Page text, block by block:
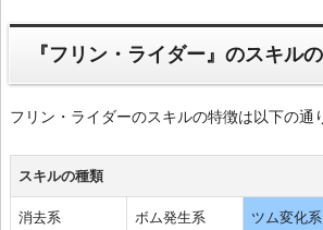
『フリン・ライダー』のスキル
フリン・ライダーのスキルの特徴は以下の通
スキルの種類
消去系 ボム発生系 ツム変化系